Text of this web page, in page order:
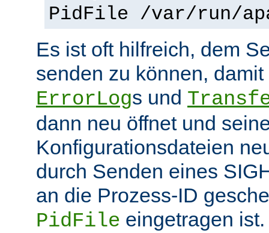
PidFile /var/run/
Es ist oft hilfreich, dem
senden zu können,
ErrorLogs und
dann neu öffnet und
Konfigurationsdateien
durch Senden eines
an die Prozess-ID
PidFile eingetragen ist.